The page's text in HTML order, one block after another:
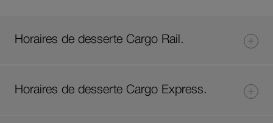
Horaires de desserte Cargo Rail.
Horaires de desserte Cargo Express.